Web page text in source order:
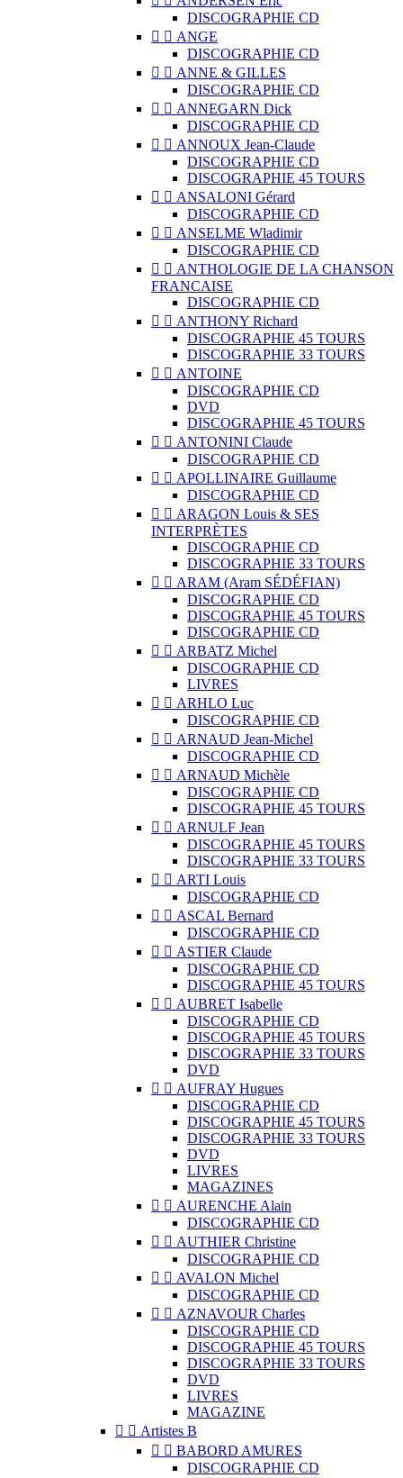
DISCOGRAPHIE CD
  ANGE
DISCOGRAPHIE CD
  ANNE & GILLES
DISCOGRAPHIE CD
  ANNEGARN Dick
DISCOGRAPHIE CD
  ANNOUX Jean-Claude
DISCOGRAPHIE CD
DISCOGRAPHIE 45 TOURS
  ANSALONI Gérard
DISCOGRAPHIE CD
  ANSELME Wladimir
DISCOGRAPHIE CD
  ANTHOLOGIE DE LA CHANSON
FRANCAISE
DISCOGRAPHIE CD
  ANTHONY Richard
DISCOGRAPHIE 45 TOURS
DISCOGRAPHIE 33 TOURS
  ANTOINE
DISCOGRAPHIE CD
DVD
DISCOGRAPHIE 45 TOURS
  ANTONINI Claude
DISCOGRAPHIE CD
  APOLLINAIRE Guillaume
DISCOGRAPHIE CD
  ARAGON Louis & SES
INTERPRÈTES
DISCOGRAPHIE CD
DISCOGRAPHIE 33 TOURS
  ARAM (Aram SÉDÉFIAN)
DISCOGRAPHIE CD
DISCOGRAPHIE 45 TOURS
DISCOGRAPHIE CD
  ARBATZ Michel
DISCOGRAPHIE CD
LIVRES
  ARHLO Luc
DISCOGRAPHIE CD
  ARNAUD Jean-Michel
DISCOGRAPHIE CD
  ARNAUD Michèle
DISCOGRAPHIE CD
DISCOGRAPHIE 45 TOURS
  ARNULF Jean
DISCOGRAPHIE 45 TOURS
DISCOGRAPHIE 33 TOURS
  ARTI Louis
DISCOGRAPHIE CD
  ASCAL Bernard
DISCOGRAPHIE CD
  ASTIER Claude
DISCOGRAPHIE CD
DISCOGRAPHIE 45 TOURS
  AUBRET Isabelle
DISCOGRAPHIE CD
DISCOGRAPHIE 45 TOURS
DISCOGRAPHIE 33 TOURS
DVD
  AUFRAY Hugues
DISCOGRAPHIE CD
DISCOGRAPHIE 45 TOURS
DISCOGRAPHIE 33 TOURS
DVD
LIVRES
MAGAZINES
  AURENCHE Alain
DISCOGRAPHIE CD
  AUTHIER Christine
DISCOGRAPHIE CD
  AVALON Michel
DISCOGRAPHIE CD
  AZNAVOUR Charles
DISCOGRAPHIE CD
DISCOGRAPHIE 45 TOURS
DISCOGRAPHIE 33 TOURS
DVD
LIVRES
MAGAZINE
  Artistes B
  BABORD AMURES
DISCOGRAPHIE CD